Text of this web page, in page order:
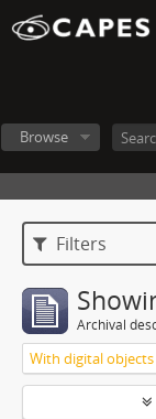
Browse
Filters
Archival
With digital objects